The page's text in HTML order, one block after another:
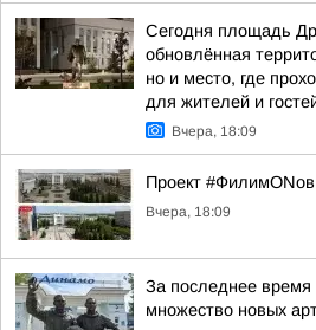
Сегодня площадь
обновлённая
но и место, где
для жителей и
Вчера, 18:09
Проект
Вчера, 18:09
За последнее время
множество новых